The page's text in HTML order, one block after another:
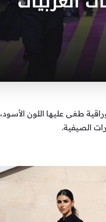
طغى عليها اللون الأسود،
الصيفية.